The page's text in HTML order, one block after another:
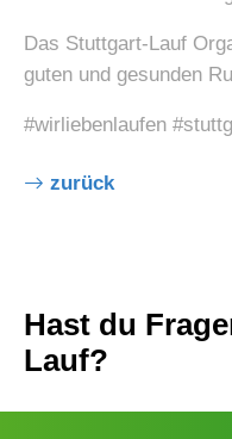
Das Stuttgart-Lauf
guten und gesunden
#wirliebenlaufen
zurück
Hast du
Lauf?